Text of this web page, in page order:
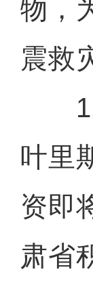
物，
震救
12
叶里
资即
肃省